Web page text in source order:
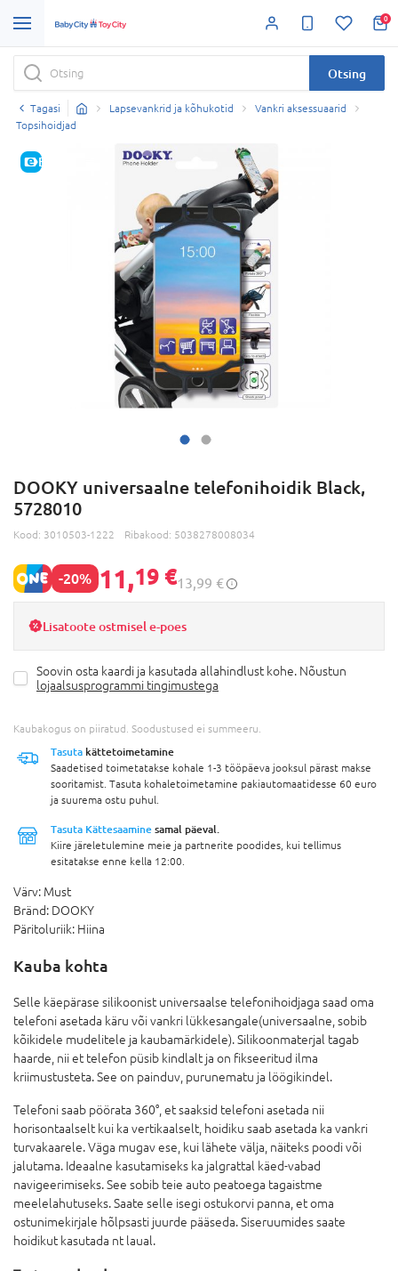
0
Otsing
Tagasi Lapsevankrid ja kõhukotid
Vankri aksessuaarid
Topsihoidjad
E-HIND
DOOKY universaalne telefonihoidik Black,
5728010
Kood: 3010503-1222 Ribakood: 5038278008034
-20% 11,19 €13,99 €
Lisatoote ostmisel e-poes
Soovin osta kaardi ja kasutada allahindlust kohe. Nõustun
lojaalsusprogrammi tingimustega
Kaubakogus on piiratud. Soodustused ei summeeru.
Tasuta kättetoimetamine
Saadetised toimetatakse kohale 1-3 tööpäeva jooksul pärast makse
sooritamist. Tasuta kohaletoimetamine pakiautomaatidesse 60 euro
ja suurema ostu puhul.
Tasuta Kättesaamine samal päeval.
Kiire järeletulemine meie ja partnerite poodides, kui tellimus
esitatakse enne kella 12:00.
Värv: Must
Bränd: DOOKY
Päritoluriik: Hiina
Kauba kohta
Selle käepärase silikoonist universaalse telefonihoidjaga saad oma
telefoni asetada käru või vankri lükkesangale(universaalne, sobib
kõikidele mudelitele ja kaubamärkidele). Silikoonmaterjal tagab
haarde, nii et telefon püsib kindlalt ja on fikseeritud ilma
kriimustusteta. See on painduv, purunematu ja löögikindel.
Telefoni saab pöörata 360°, et saaksid telefoni asetada nii
horisontaalselt kui ka vertikaalselt, hoidiku saab asetada ka vankri
turvakaarele. Väga mugav ese, kui lähete välja, näiteks poodi või
jalutama. Ideaalne kasutamiseks ka jalgrattal käed-vabad
navigeerimiseks. See sobib teie auto peatoega tagaistme
meelelahutuseks. Saate selle isegi ostukorvi panna, et oma
ostunimekirjale hõlpsasti juurde pääseda. Siseruumides saate
hoidikut kasutada nt laual.